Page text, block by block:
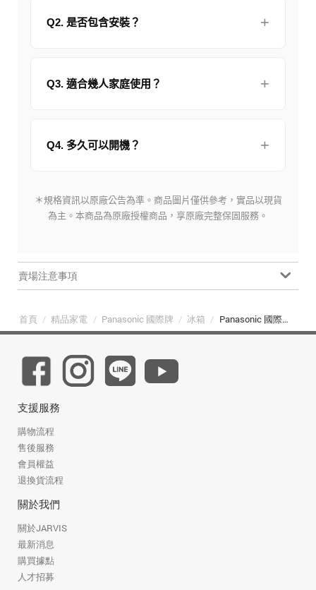
Q2. 是否包含安裝？
Q3. 適合幾人家庭使用？
Q4. 多久可以開機？
＊規格資訊以原廠公告為準。商品圖片僅供參考，實品以現貨
為主。本商品為原廠授權商品，享原廠完整保固服務。
賣場注意事項
首頁 / 精品家電 / Panasonic 國際牌 / 冰箱 / Panasonic 國際牌 NR-B496TV-S1 498L 雙門變頻冰箱 星礦銀
支援服務
購物流程
售後服務
會員權益
退換貨流程
關於我們
關於JARVIS
最新消息
購買據點
人才招募